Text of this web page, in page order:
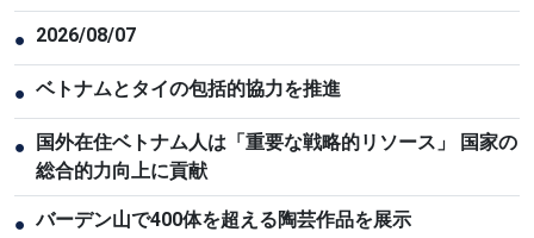
● 2026/08/07
● ベトナムとタイの包括的協力を推進
●
国外在住ベトナム人は「重要な戦略的リソース」 国家の
総合的力向上に貢献
● バーデン山で400体を超える陶芸作品を展示